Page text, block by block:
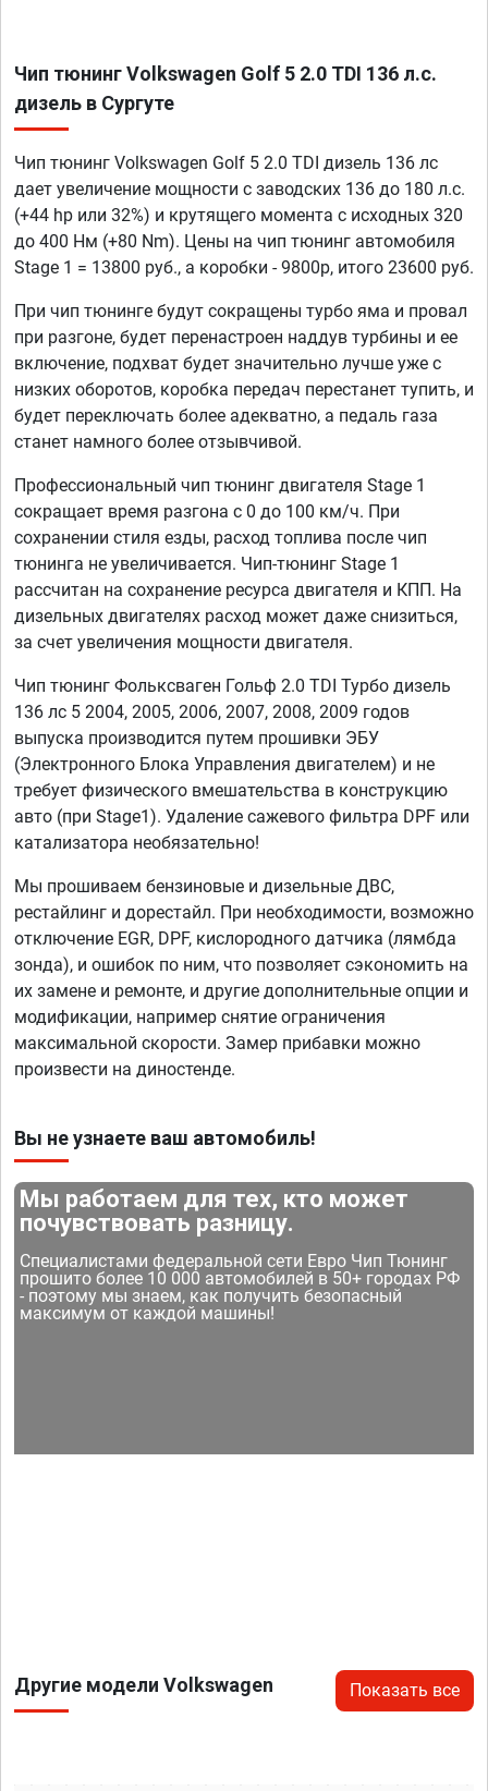
Чип тюнинг Volkswagen Golf 5 2.0 TDI 136 л.с.
дизель в Сургуте
Чип тюнинг Volkswagen Golf 5 2.0 TDI дизель 136 лс
дает увеличение мощности с заводских 136 до 180 л.с.
(+44 hp или 32%) и крутящего момента с исходных 320
до 400 Нм (+80 Nm). Цены на чип тюнинг автомобиля
Stage 1 = 13800 руб., а коробки - 9800р, итого 23600 руб.
При чип тюнинге будут сокращены турбо яма и провал
при разгоне, будет перенастроен наддув турбины и ее
включение, подхват будет значительно лучше уже с
низких оборотов, коробка передач перестанет тупить, и
будет переключать более адекватно, а педаль газа
станет намного более отзывчивой.
Профессиональный чип тюнинг двигателя Stage 1
сокращает время разгона с 0 до 100 км/ч. При
сохранении стиля езды, расход топлива после чип
тюнинга не увеличивается. Чип-тюнинг Stage 1
рассчитан на сохранение ресурса двигателя и КПП. На
дизельных двигателях расход может даже снизиться,
за счет увеличения мощности двигателя.
Чип тюнинг Фольксваген Гольф 2.0 TDI Турбо дизель
136 лс 5 2004, 2005, 2006, 2007, 2008, 2009 годов
выпуска производится путем прошивки ЭБУ
(Электронного Блока Управления двигателем) и не
требует физического вмешательства в конструкцию
авто (при Stage1). Удаление сажевого фильтра DPF или
катализатора необязательно!
Мы прошиваем бензиновые и дизельные ДВС,
рестайлинг и дорестайл. При необходимости, возможно
отключение EGR, DPF, кислородного датчика (лямбда
зонда), и ошибок по ним, что позволяет сэкономить на
их замене и ремонте, и другие дополнительные опции и
модификации, например снятие ограничения
максимальной скорости. Замер прибавки можно
произвести на диностенде.
Вы не узнаете ваш автомобиль!
Мы работаем для тех, кто может
почувствовать разницу.
Специалистами федеральной сети Евро Чип Тюнинг
прошито более 10 000 автомобилей в 50+ городах РФ
- поэтому мы знаем, как получить безопасный
максимум от каждой машины!
Другие модели Volkswagen Показать все